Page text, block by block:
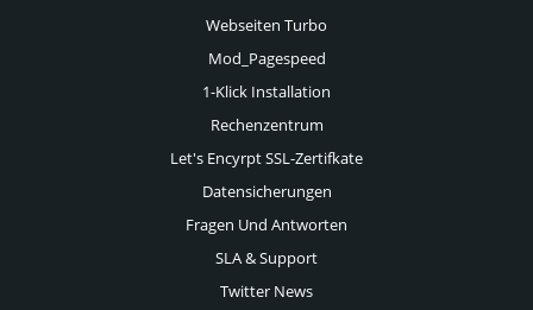
Webseiten Turbo
Mod_Pagespeed
1-Klick Installation
Rechenzentrum
Let's Encyrpt SSL-Zertifkate
Datensicherungen
Fragen Und Antworten
SLA & Support
Twitter News